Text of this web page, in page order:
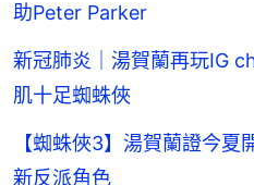
助Peter Parker
新冠肺炎｜湯賀蘭再玩IG
肌十足蜘蛛俠
【蜘蛛俠3】湯賀蘭證今
新反派角色